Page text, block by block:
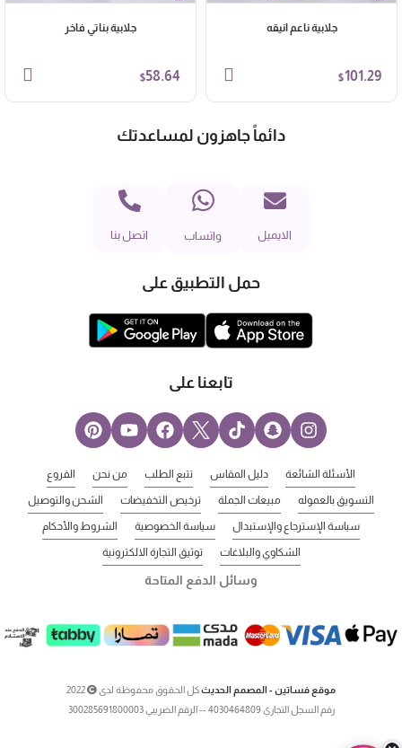
جلابية ناعم انيقه
$101.29
جلابية بناتي فاخر
$58.64
دائماً جاهزون لمساعدتك
الايميل واتساب اتصل بنا
حمل التطبيق على
تابعنا على
الأسئلة الشائعة دليل المقاس تتبع الطلب من نحن الفروع
التسويق بالعموله مبيعات الجملة ترخيص التخفيضات الشحن والتوصيل
سياسة الإسترجاع والإستبدال سياسة الخصوصية الشروط والأحكام
الشكاوي والبلاغات توثيق التجارة الالكترونية
وسائل الدفع المتاحة
موقع فساتين - المصمم الحديثكل الحقوق محفوظة لدى
2022
رقم السجل التجاري 4030464809 -- الرقم الضريبي 300285691800003